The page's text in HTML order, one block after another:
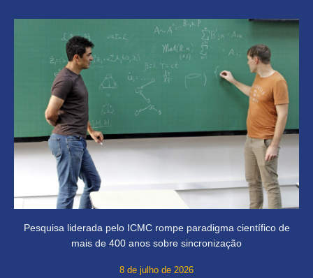
Pesquisa liderada pelo ICMC rompe paradigma científico de
mais de 400 anos sobre sincronização
8 de julho de 2026